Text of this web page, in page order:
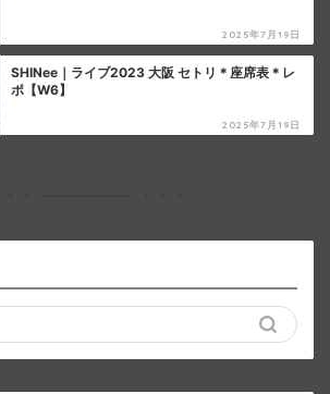
2025年7月19日
SHINee｜ライブ2023 大阪 セトリ＊座席表＊レ
ポ【W6】
2025年7月19日